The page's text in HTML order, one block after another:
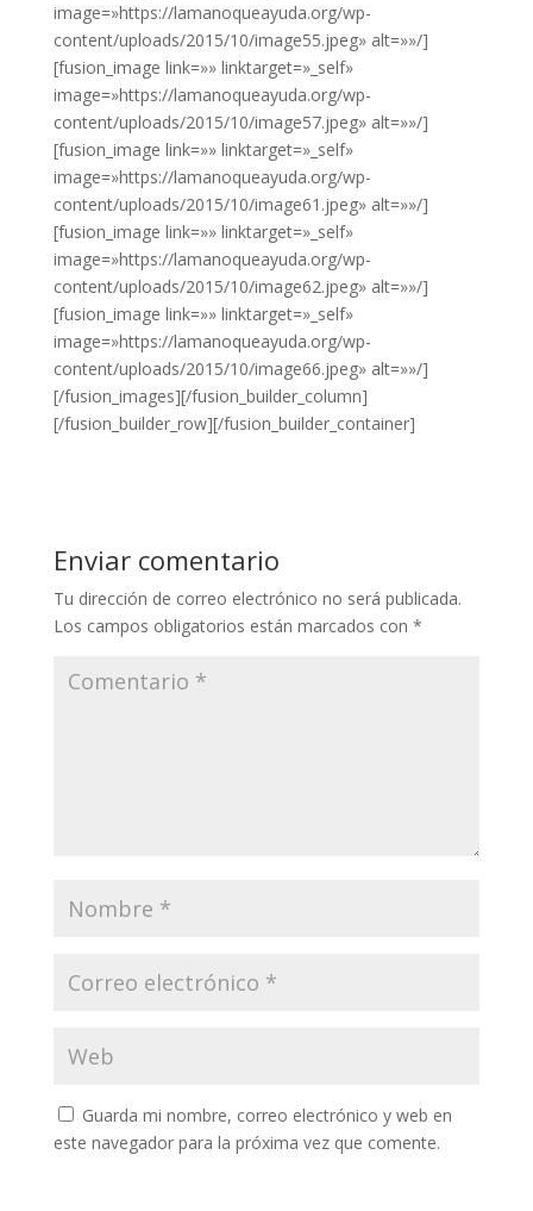
image=»https://lamanoqueayuda.org/wp-
content/uploads/2015/10/image55.jpeg» alt=»»/]
[fusion_image link=»» linktarget=»_self»
image=»https://lamanoqueayuda.org/wp-
content/uploads/2015/10/image57.jpeg» alt=»»/]
[fusion_image link=»» linktarget=»_self»
image=»https://lamanoqueayuda.org/wp-
content/uploads/2015/10/image61.jpeg» alt=»»/]
[fusion_image link=»» linktarget=»_self»
image=»https://lamanoqueayuda.org/wp-
content/uploads/2015/10/image62.jpeg» alt=»»/]
[fusion_image link=»» linktarget=»_self»
image=»https://lamanoqueayuda.org/wp-
content/uploads/2015/10/image66.jpeg» alt=»»/]
[/fusion_images][/fusion_builder_column]
[/fusion_builder_row][/fusion_builder_container]
Enviar comentario
Tu dirección de correo electrónico no será publicada.
Los campos obligatorios están marcados con *
Guarda mi nombre, correo electrónico y web en
este navegador para la próxima vez que comente.